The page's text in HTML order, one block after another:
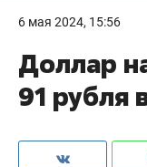
6 мая 2024, 15:56
Доллар
91 рубля